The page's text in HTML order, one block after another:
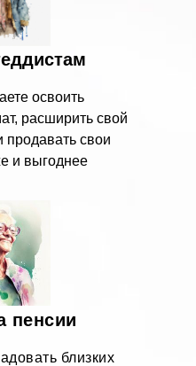
пенсии
близких
освоить
расширить свой
продавать свои
и выгоднее